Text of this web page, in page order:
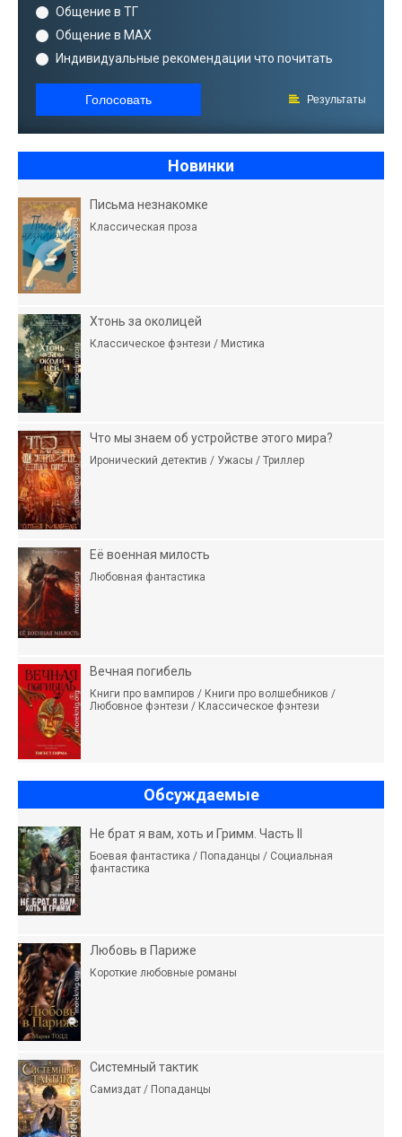
Общение в ТГ
Общение в MAX
Индивидуальные рекомендации что почитать
Голосовать Результаты
Новинки
Письма незнакомке
Классическая проза
Хтонь за околицей
Классическое фэнтези / Мистика
Что мы знаем об устройстве этого мира?
Иронический детектив / Ужасы / Триллер
Её военная милость
Любовная фантастика
Вечная погибель
Книги про вампиров / Книги про волшебников /
Любовное фэнтези / Классическое фэнтези
Обсуждаемые
Не брат я вам, хоть и Гримм. Часть II
Боевая фантастика / Попаданцы / Социальная
фантастика
Любовь в Париже
Короткие любовные романы
Системный тактик
Самиздат / Попаданцы